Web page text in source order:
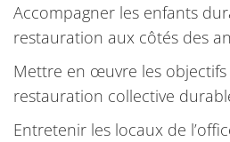
Accompagner les enfants
restauration aux côtés des
Mettre en œuvre les
restauration collective
Entretenir les locaux de